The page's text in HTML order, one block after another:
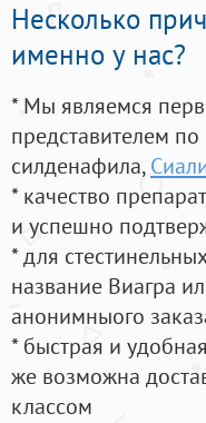
Несколько
именно у нас?
* Мы являемся
представителем
силденафила,
* качество
и успешно
* для
название Виагра
анонимныого
* быстрая и
же возможна
классом